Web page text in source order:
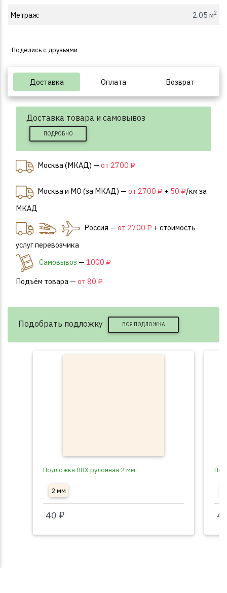
Метраж: 2.05 м2
Поделись с друзьями
Доставка Оплата Возврат
Доставка товара и самовывоз
ПОДРОБНО
Москва (МКАД) — от 2700 ₽
Москва и МО (за МКАД) — от 2700 ₽ + 50 ₽/км за
МКАД
Россия — от 2700 ₽ + стоимость
услуг перевозчика
Самовывоз — 1000 ₽
Подъём товара — от 80 ₽
Подобрать подложку ВСЯ ПОДЛОЖКА
Подложка ПВХ рулонная 2 мм
2 мм
40 ₽